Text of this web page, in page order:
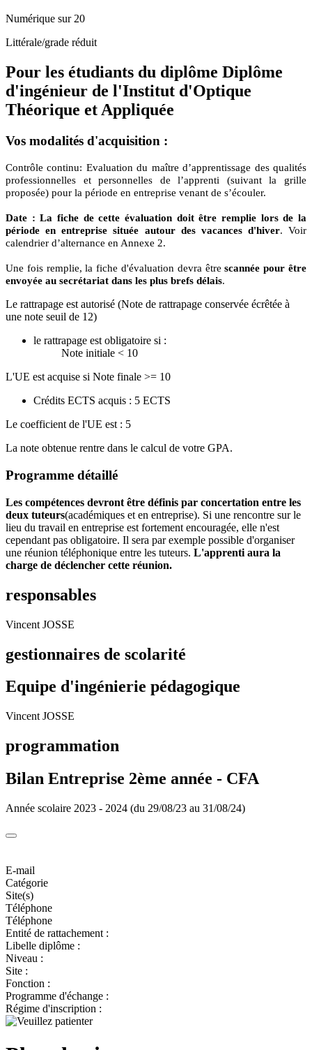
Numérique sur 20
Littérale/grade réduit
Pour les étudiants du diplôme Diplôme
d'ingénieur de l'Institut d'Optique
Théorique et Appliquée
Vos modalités d'acquisition :
Contrôle continu: Evaluation du maître d’apprentissage des qualités
professionnelles et personnelles de l’apprenti (suivant la grille
proposée) pour la période en entreprise venant de s’écouler.
Date : La fiche de cette évaluation doit être remplie lors de la
période en entreprise située autour des vacances d'hiver. Voir
calendrier d’alternance en Annexe 2.
Une fois remplie, la fiche d'évaluation devra êtrescannée pour être
envoyée au secrétariat dans les plus brefs délais.
Le rattrapage est autorisé (Note de rattrapage conservée écrêtée à
une note seuil de 12)
le rattrapage est obligatoire si :
Note initiale < 10
L'UE est acquise si Note finale >= 10
Crédits ECTS acquis : 5 ECTS
Le coefficient de l'UE est : 5
La note obtenue rentre dans le calcul de votre GPA.
Programme détaillé
Les compétences devront être définis par concertation entre les
deux tuteurs(académiques et en entreprise). Si une rencontre sur le
lieu du travail en entreprise est fortement encouragée, elle n'est
cependant pas obligatoire. Il sera par exemple possible d'organiser
une réunion téléphonique entre les tuteurs. L'apprenti aura la
charge de déclencher cette réunion.
responsables
Vincent JOSSE
gestionnaires de scolarité
Equipe d'ingénierie pédagogique
Vincent JOSSE
programmation
Bilan Entreprise 2ème année - CFA
Année scolaire 2023 - 2024 (du 29/08/23 au 31/08/24)
E-mail
Catégorie
Site(s)
Téléphone
Téléphone
Entité de rattachement :
Libelle diplôme :
Niveau :
Site :
Fonction :
Programme d'échange :
Régime d'inscription :